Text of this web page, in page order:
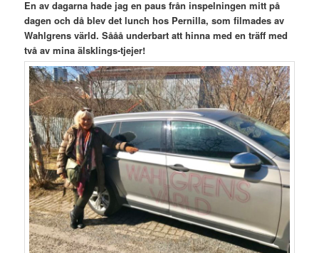
En av dagarna hade jag en paus från inspelningen mitt på
dagen och då blev det lunch hos Pernilla, som filmades av
Wahlgrens värld. Sååå underbart att hinna med en träff med
två av mina älsklings-tjejer!